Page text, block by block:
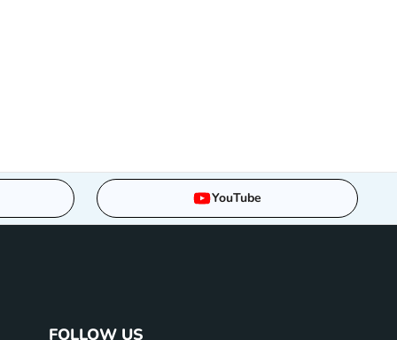
YouTube
FOLLOW US